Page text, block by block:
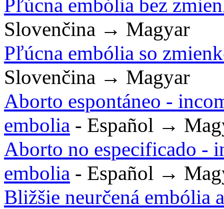
Pľúcna embólia bez
Slovenčina → Magyar
Pľúcna embólia so
Slovenčina → Magyar
Aborto espontáneo -
embolia - Español →
Aborto no especificado -
embolia - Español →
Bližšie neurčená embólia